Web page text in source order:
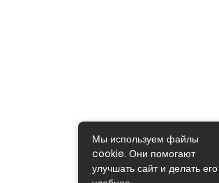
Мы используем файлы
cookie. Они помогают
улучшать сайт и делать его